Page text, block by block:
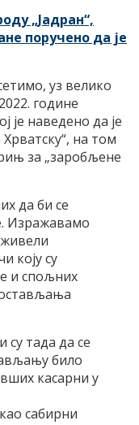
„Јадран“,
поручено да је
уз велико
године
је наведено да је
на том
за „заробљене
да би се
Изражавамо
коју су
и спољних
тада да се
било
касарни у
сабирни